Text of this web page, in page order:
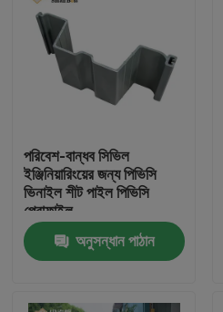
পরিবেশ-বান্ধব সিভিল
ইঞ্জিনিয়ারিংয়ের জন্য পিভিসি
ভিনাইল শীট পাইল পিভিসি
প্রোফাইল
অনুসন্ধান পাঠান